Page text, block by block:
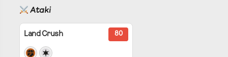
Ataki
Land Crush 80